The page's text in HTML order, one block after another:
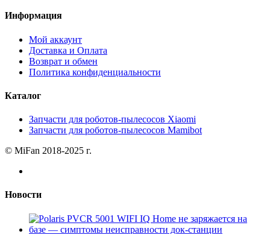
Информация
Мой аккаунт
Доставка и Оплата
Возврат и обмен
Политика конфиденциальности
Каталог
Запчасти для роботов-пылесосов Xiaomi
Запчасти для роботов-пылесосов Mamibot
© MiFan 2018-2025 г.
Новости